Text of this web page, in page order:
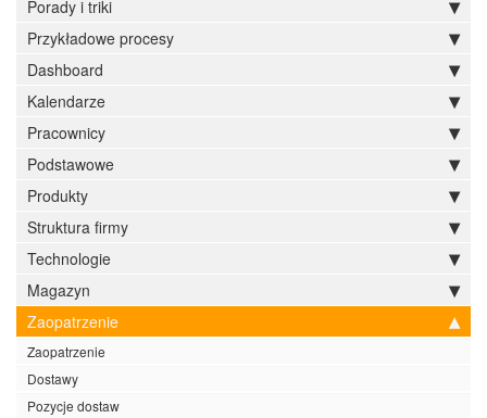
Porady i triki
Przykładowe procesy
Dashboard
Kalendarze
Pracownicy
Podstawowe
Produkty
Struktura firmy
Technologie
Magazyn
Zaopatrzenie
Zaopatrzenie
Dostawy
Pozycje dostaw